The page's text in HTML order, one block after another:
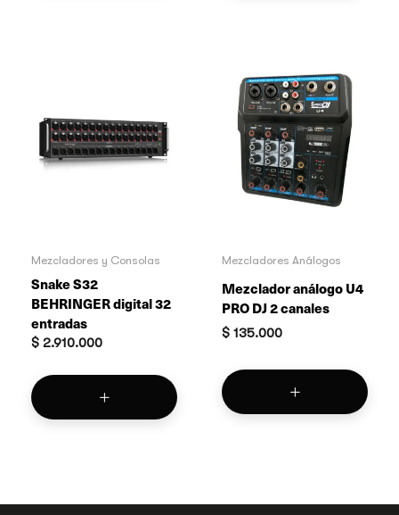
Mezcladores y Consolas
Snake S32
BEHRINGER digital 32
entradas
$ 2.910.000
Mezcladores Análogos
Mezclador análogo U4
PRO DJ 2 canales
$ 135.000